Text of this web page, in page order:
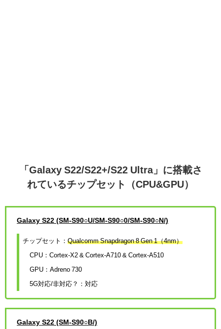
「Galaxy S22/S22+/S22 Ultra」に搭載さ
れているチップセット（CPU&GPU）
Galaxy S22 (SM-S90○U/SM-S90○0/SM-S90○N/)
チップセット： Qualcomm Snapdragon 8 Gen 1（4nm）
CPU：Cortex-X2 & Cortex-A710 & Cortex-A510
GPU：Adreno 730
5G対応/非対応？：対応
Galaxy S22 (SM-S90○B/)